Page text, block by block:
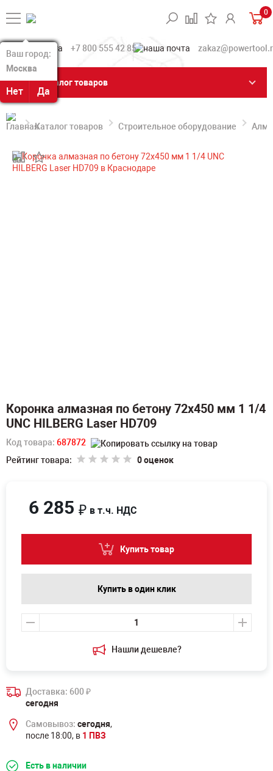
Ваш город:
Москва
Нет Да
Ваш город:
Москва
Нет Да
0
+7 800 555 42 85
Каталог товаров
Каталог товаров Строительное оборудование
Коронка алмазная по бетону 72х450 мм 1 1/4
UNC HILBERG Laser HD709
Код товара: 687872
Рейтинг товара:
0 оценок
Нашли дешевле?
6 285 ₽ в т.ч. НДС
Купить товар
Купить в один клик
Доставка: 600₽
сегодня
Самовывоз: сегодня,
после 18:00, в 1 ПВЗ
Есть в наличии